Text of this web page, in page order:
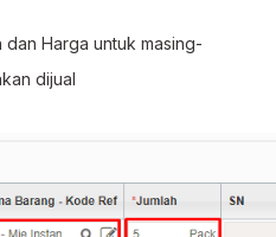
dan Harga untuk masing-
dijual